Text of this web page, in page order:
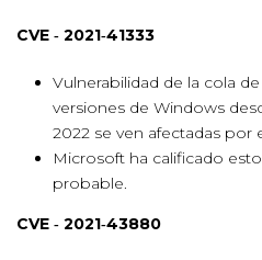
CVE ‑ 2021‑41333
Vulnerabilidad de la cola
versiones de Windows
2022 se ven afectadas por
Microsoft ha calificado
probable.
CVE ‑ 2021‑43880